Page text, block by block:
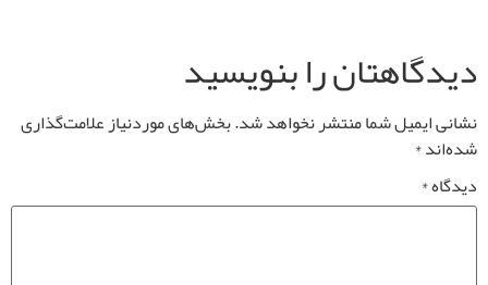
دیدگاهتان را بنویسید
نشانی ایمیل شما منتشر نخواهد شد.بخش‌های موردنیاز علامت‌گذاری
شده‌اند*
دیدگاه*